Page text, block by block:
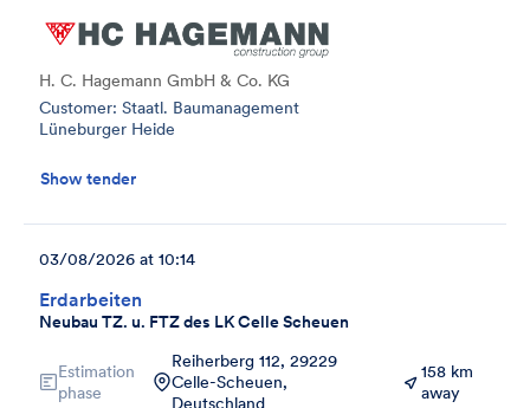
H. C. Hagemann GmbH & Co. KG
Customer: Staatl. Baumanagement
Lüneburger Heide
Show tender
Erdarbeiten
Neubau TZ. u. FTZ des LK Celle Scheuen
03/08/2026 at 10:14
Estimation
phase
Reiherberg 112, 29229
Celle-Scheuen,
Deutschland
158 km
away